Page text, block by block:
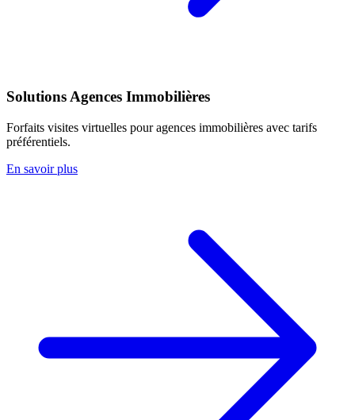
Solutions Agences Immobilières
Forfaits visites virtuelles pour agences immobilières avec tarifs
préférentiels.
En savoir plus